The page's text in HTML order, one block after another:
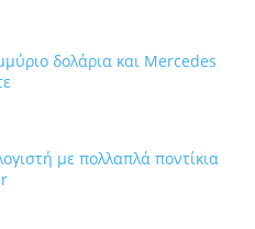
δολάρια και Mercedes
με πολλαπλά ποντίκια